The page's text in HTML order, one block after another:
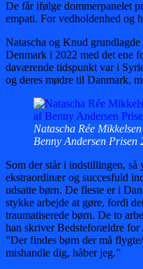
De får ifølge dommerpanelet
empati. For vedholdenhed og
Natascha og Knud
Denmark i 2022 med det ene
daværende tidspunkt var i
og deres mødre til Danmark,
Natascha Rée
Benny Andersen Prisen
Som der står i indstillingen, så
ekstraordinær og succesfuld
udsatte børn. De fleste er i
stykke arbejde at gøre, fordi
traumatiserede børn. De to
han skriver Bedsteforældre for
”Der findes børn der må
mishandle dig, håber jeg.”